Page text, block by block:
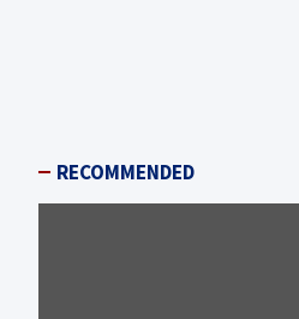
RECOMMENDED